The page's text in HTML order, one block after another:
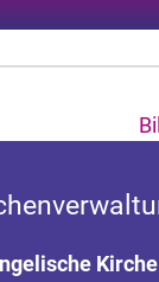
Kirche